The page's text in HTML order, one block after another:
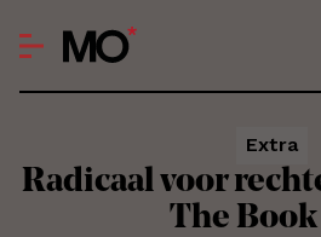
Extra
Radicaal voor
The Book